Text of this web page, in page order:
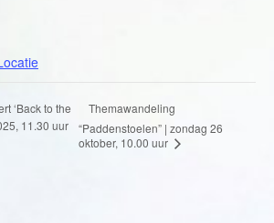
‘Back to the
11.30 uur
Themawandeling
“Paddenstoelen” | zondag 26
oktober, 10.00 uur